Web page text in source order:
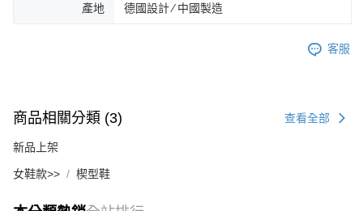
產地 德國設計 ∕ 中國製造
客服
商品相關分類 (3) 查看全部
新品上架
女鞋款>> 楔型鞋